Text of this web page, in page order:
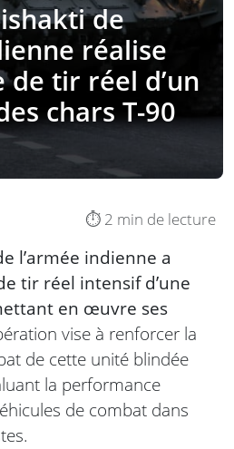
de
réalise
de tir réel d’un
chars T-90
⏱️ 2 min de lecture
l’armée indienne a
tir réel intensif d’une
en œuvre ses
vise à renforcer la
de cette unité blindée
la performance
de combat dans